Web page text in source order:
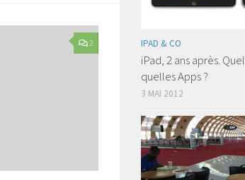
2 IPAD & CO
iPad, 2 ans après.
quelles Apps ?
3 MAI 2012